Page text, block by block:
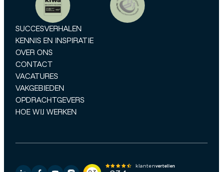
SUCCESVERHALEN
KENNIS EN INSPIRATIE
OVER ONS
CONTACT
VACATURES
VAKGEBIEDEN
OPDRACHTGEVERS
HOE WIJ WERKEN